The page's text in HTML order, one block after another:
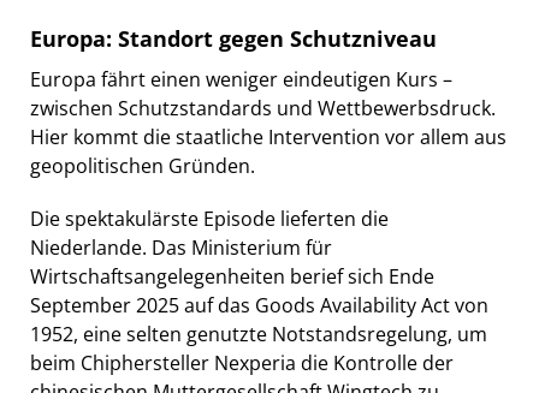
Europa: Standort gegen Schutzniveau
Europa fährt einen weniger eindeutigen Kurs –
zwischen Schutzstandards und Wettbewerbsdruck.
Hier kommt die staatliche Intervention vor allem aus
geopolitischen Gründen.
Die spektakulärste Episode lieferten die
Niederlande. Das Ministerium für
Wirtschaftsangelegenheiten berief sich Ende
September 2025 auf das Goods Availability Act von
1952, eine selten genutzte Notstandsregelung, um
beim Chiphersteller Nexperia die Kontrolle der